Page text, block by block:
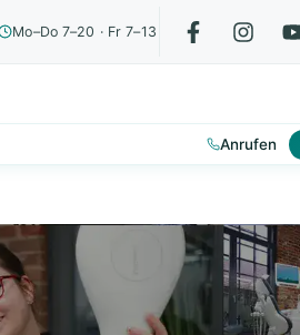
Mo–Do 7–20 · Fr 7–13
Anrufen